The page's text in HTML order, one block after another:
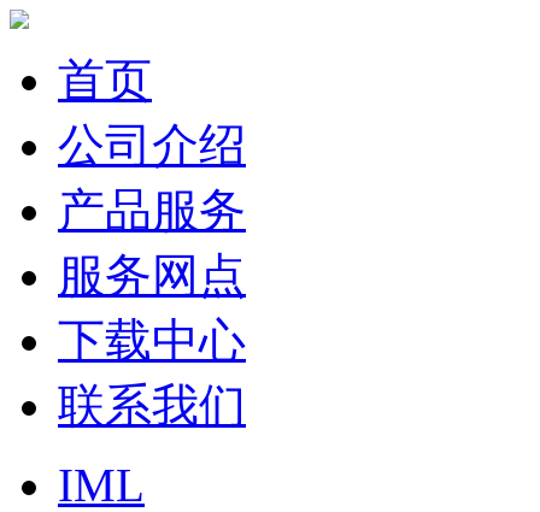
首页
公司介绍
产品服务
服务网点
下载中心
联系我们
IML